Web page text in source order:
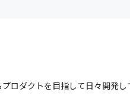
ロダクトを目指して日々開発し